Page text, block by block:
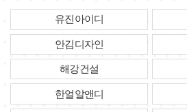
유진아이디
안김디자인
해강건설
한얼알앤디